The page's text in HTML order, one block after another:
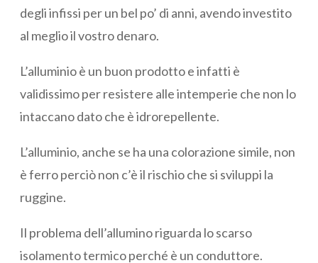
degli infissi per un bel po’ di anni, avendo investito
al meglio il vostro denaro.
L’alluminio è un buon prodotto e infatti è
validissimo per resistere alle intemperie che non lo
intaccano dato che è idrorepellente.
L’alluminio, anche se ha una colorazione simile, non
è ferro perciò non c’è il rischio che si sviluppi la
ruggine.
Il problema dell’allumino riguarda lo scarso
isolamento termico perché è un conduttore.